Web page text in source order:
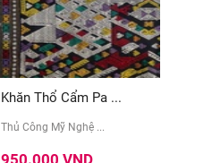
Khăn Thổ Cẩm Pa ...
Thủ Công Mỹ Nghệ ...